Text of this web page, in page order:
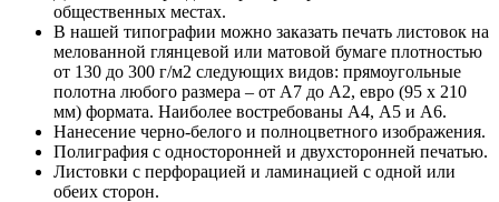
общественных местах.
В нашей типографии можно заказать печать листовок на
мелованной глянцевой или матовой бумаге плотностью
от 130 до 300 г/м2 следующих видов: прямоугольные
полотна любого размера – от А7 до А2, евро (95 х 210
мм) формата. Наиболее востребованы А4, А5 и А6.
Нанесение черно-белого и полноцветного изображения.
Полиграфия с односторонней и двухсторонней печатью.
Листовки с перфорацией и ламинацией с одной или
обеих сторон.